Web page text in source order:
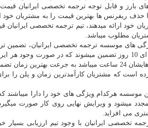
بارز و قابل توجه ترجمه تخصصی ایرانیان
حذف ریفرنس ها بهترین قیمت را به مشتریان
خود ارائه می­دهند، تیم ترجمه تخصصی
مطلوب می­باشد.
متون نقره ای 10 روز تضمین می­شوند که در صورت
است که مشتریان کارآمدترین زمان و پلن را
موسسه هرکدام ویژگی های خود را دارا
مجدد می­شود و ویرایش نهایی روی کار صورت
می افزاید.
تخصصی ایرانیان با وجود تیم ارزیابی بسیار